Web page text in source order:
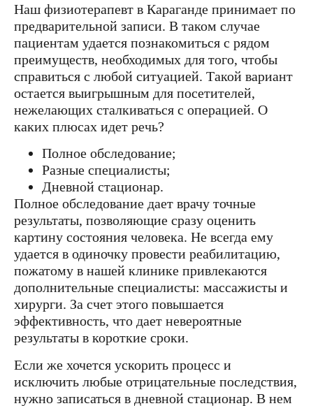
Наш физиотерапевт в Караганде принимает по
предварительной записи. В таком случае
пациентам удается познакомиться с рядом
преимуществ, необходимых для того, чтобы
справиться с любой ситуацией. Такой вариант
остается выигрышным для посетителей,
нежелающих сталкиваться с операцией. О
каких плюсах идет речь?
Полное обследование;
Разные специалисты;
Дневной стационар.
Полное обследование дает врачу точные
результаты, позволяющие сразу оценить
картину состояния человека. Не всегда ему
удается в одиночку провести реабилитацию,
пожатому в нашей клинике привлекаются
дополнительные специалисты: массажисты и
хирурги. За счет этого повышается
эффективность, что дает невероятные
результаты в короткие сроки.
Если же хочется ускорить процесс и
исключить любые отрицательные последствия,
нужно записаться в дневной стационар. В нем